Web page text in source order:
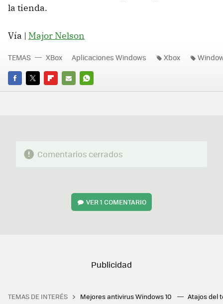
la tienda.
Vía | Major Nelson
FACEBOOK
TWITTERFLIPBOARD
E-
WHATSAPP
TEMAS XBox Aplicaciones Windows Xbox
Comentarios cerrados
VER1 COMENTARIO
TEMAS DE INTERÉS Mejores antivirus Windows 10 Atajos del